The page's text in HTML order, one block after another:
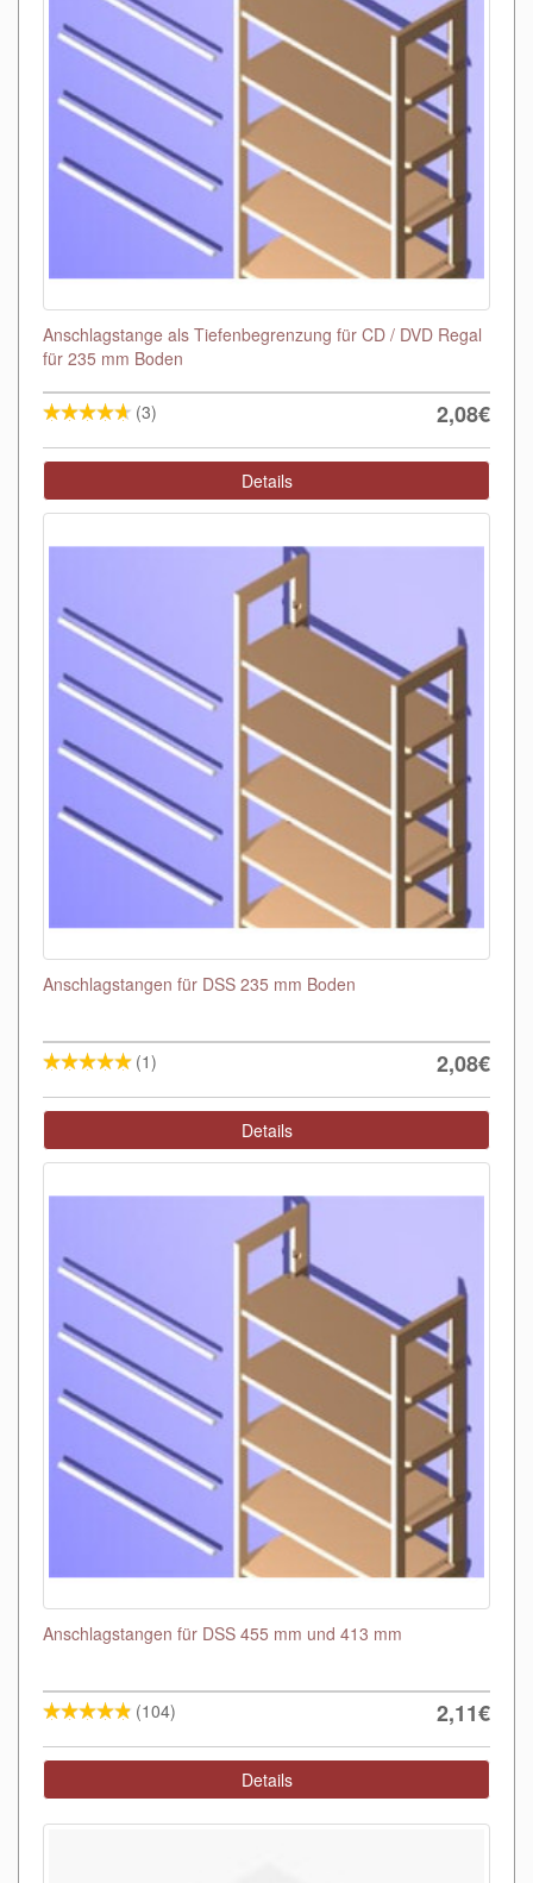
Anschlagstange als Tiefenbegrenzung für CD / DVD Regal
für 235 mm Boden
(3) 2,08€
Details
Anschlagstangen für DSS 235 mm Boden
(1) 2,08€
Details
Anschlagstangen für DSS 455 mm und 413 mm
(104) 2,11€
Details